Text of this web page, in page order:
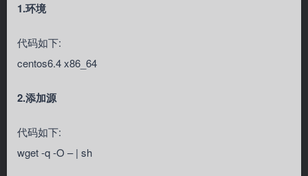
1.环境
代码如下:
centos6.4 x86_64
2.添加源
代码如下:
wget -q -O – | sh